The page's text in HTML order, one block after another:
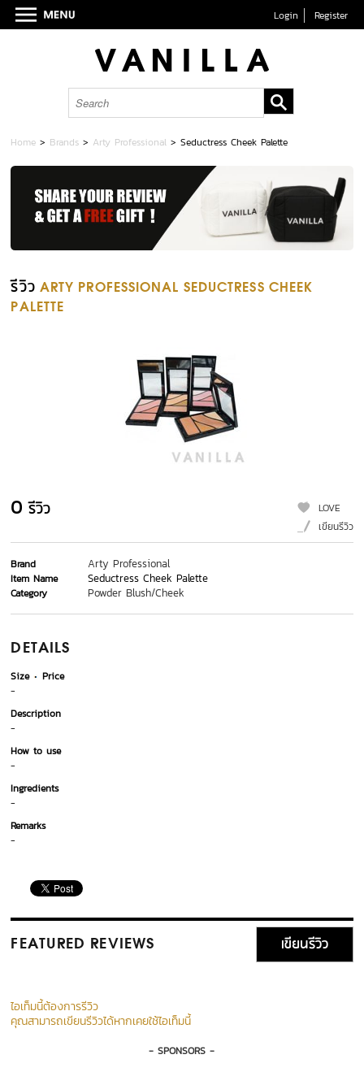
Login Register
Home > Brands > Arty Professional >Seductress Cheek Palette
รีวิว ARTY PROFESSIONAL SEDUCTRESS CHEEK
PALETTE
0 รีวิว
LOVE
เขียนรีวิว
Brand Arty Professional
Item Name Seductress Cheek Palette
Category Powder Blush/Cheek
DETAILS
Size
Price
-
Description
-
How to use
-
Ingredients
-
Remarks
-
FEATURED REVIEWS เขียนรีวิว
ไอเท็มนี้ต้องการรีวิว
คุณสามารถเขียนรีวิวได้หากเคยใช้ไอเท็มนี้
- SPONSORS -